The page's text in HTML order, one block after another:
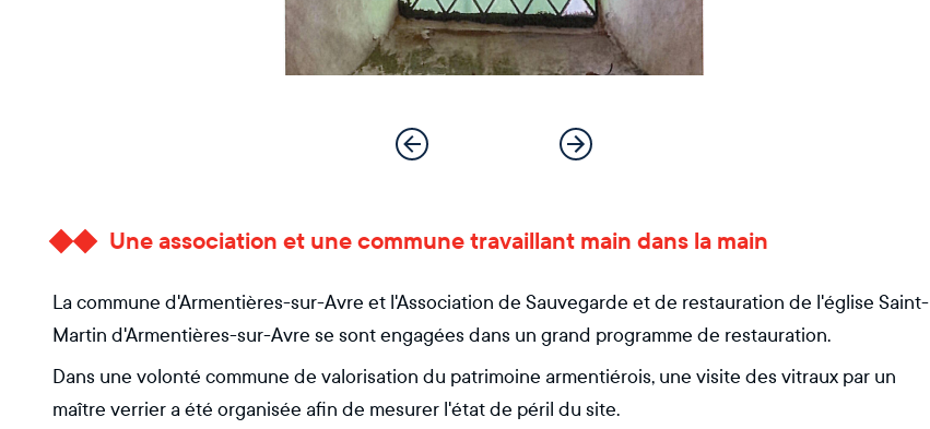
Une association et une commune travaillant main dans la main
La commune d'Armentières-sur-Avre et l'Association de Sauvegarde et de restauration de l'église Saint-
Martin d'Armentières-sur-Avre se sont engagées dans un grand programme de restauration.
Dans une volonté commune de valorisation du patrimoine armentiérois, une visite des vitraux par un
maître verrier a été organisée afin de mesurer l'état de péril du site.